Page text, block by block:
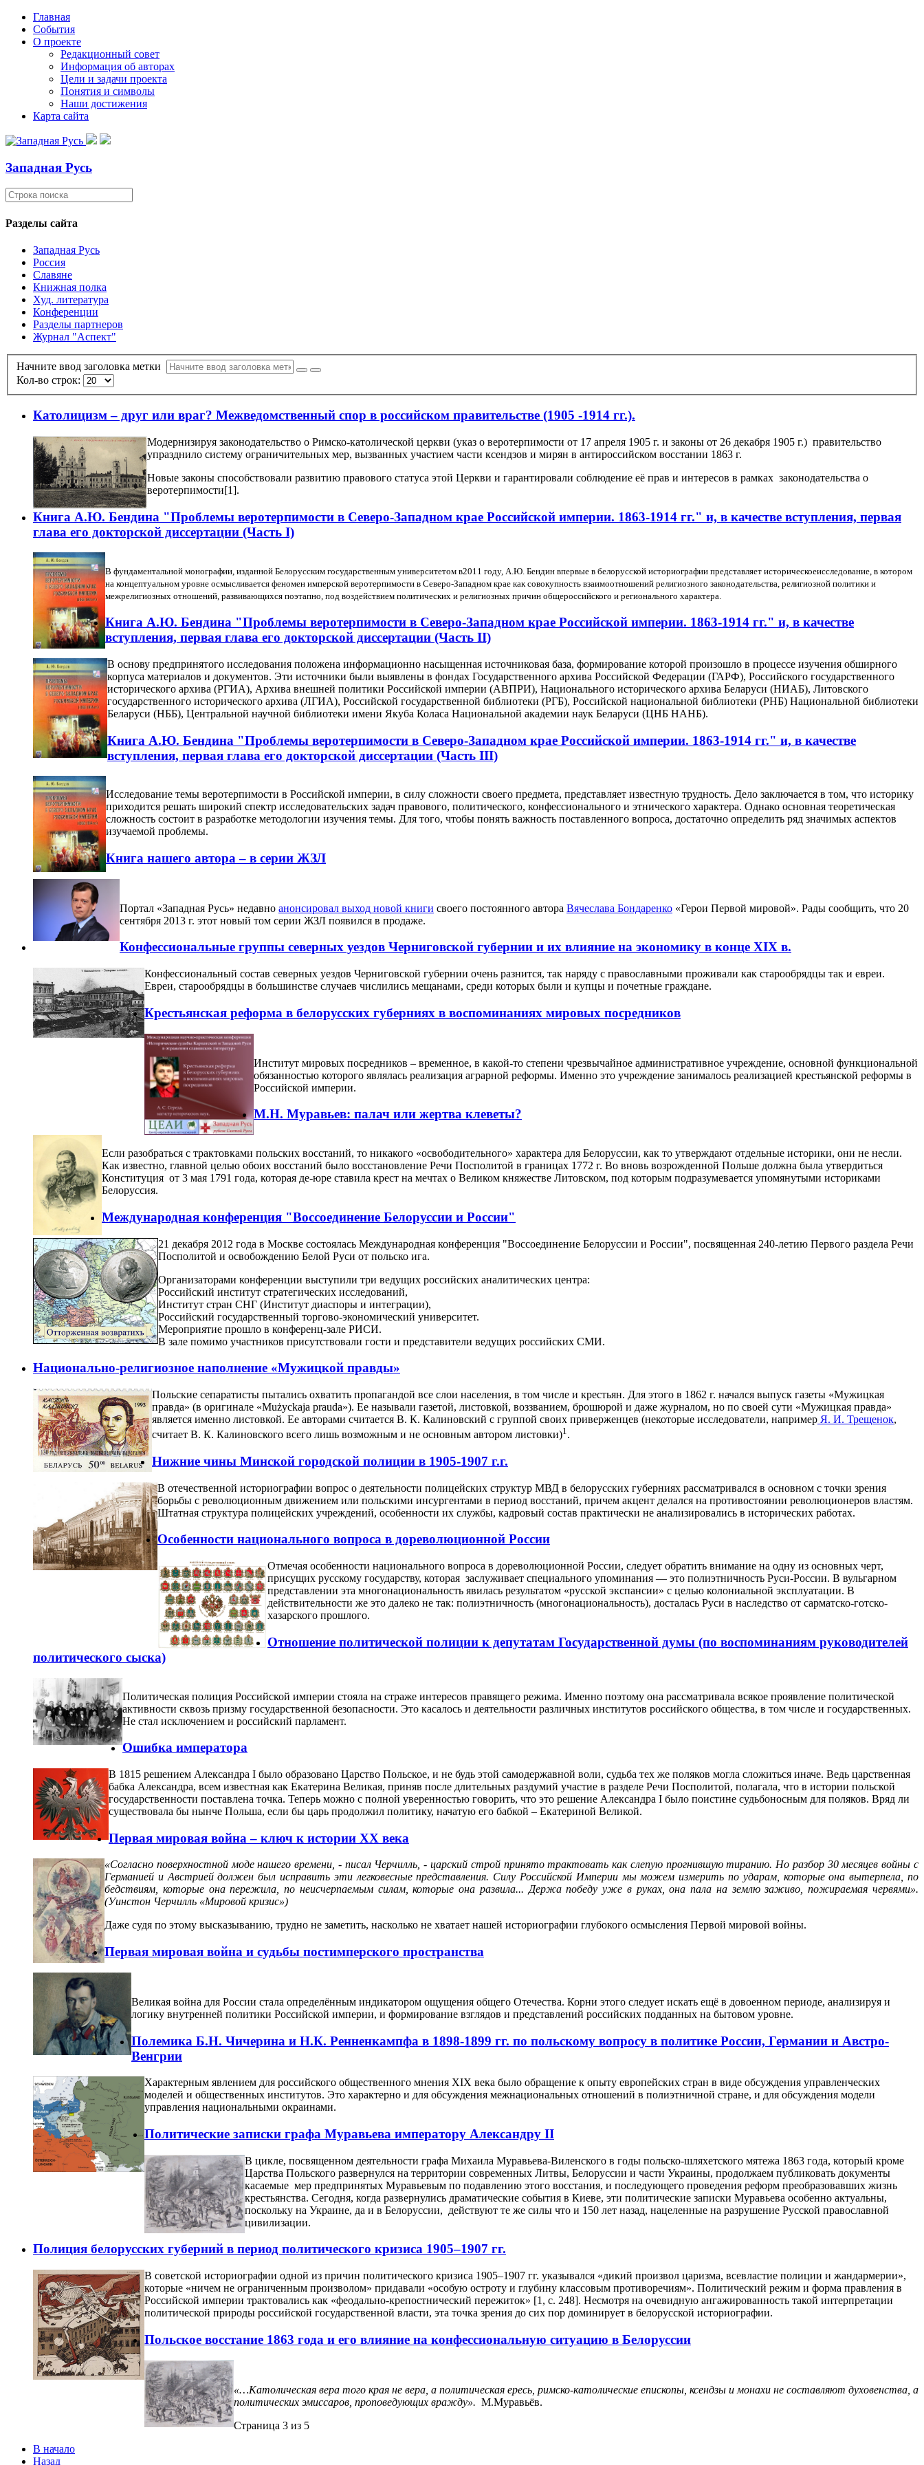
Главная
События
О проекте
Редакционный совет
Информация об авторах
Цели и задачи проекта
Понятия и символы
Наши достижения
Карта сайта
Западная Русь
Разделы сайта
Западная Русь
Россия
Славяне
Книжная полка
Худ. литература
Конференции
Разделы партнеров
Журнал "Аспект"
Начните ввод заголовка метки
Кол-во строк:
Католицизм – друг или враг? Межведомственный спор в российском правительстве (1905 -1914 гг.).
Модернизируя законодательство о Римско-католической церкви (указ о веротерпимости от 17 апреля 1905 г. и законы от 26 декабря 1905 г.) правительство
упразднило систему ограничительных мер, вызванных участием части ксендзов и мирян в антироссийском восстании 1863 г.
Новые законы способствовали развитию правового статуса этой Церкви и гарантировали соблюдение её прав и интересов в рамках законодательства о
веротерпимости[1].
Книга А.Ю. Бендина "Проблемы веротерпимости в Северо-Западном крае Российской империи. 1863-1914 гг." и, в качестве вступления, первая
глава его докторской диссертации (Чаcть I)
В фундаментальной монографии, изданной Белорусским государственным университетом в2011 году, А.Ю. Бендин впервые в белорусской историографии представляет историческоеисследование, в котором
на концептуальном уровне осмысливается феномен имперской веротерпимости в Северо-Западном крае как совокупность взаимоотношений религиозного законодательства, религиозной политики и
межрелигиозных отношений, развивающихся поэтапно, под воздействием политических и религиозных причин общероссийского и регионального характера.
Книга А.Ю. Бендина "Проблемы веротерпимости в Северо-Западном крае Российской империи. 1863-1914 гг." и, в качестве
вступления, первая глава его докторской диссертации (Чаcть II)
В основу предпринятого исследования положена информационно насыщенная источниковая база, формирование которой произошло в процессе изучения обширного
корпуса материалов и документов. Эти источники были выявлены в фондах Государственного архива Российской Федерации (ГАРФ), Российского государственного
исторического архива (РГИА), Архива внешней политики Российской империи (АВПРИ), Национального исторического архива Беларуси (НИАБ), Литовского
государственного исторического архива (ЛГИА), Российской государственной библиотеки (РГБ), Российской национальной библиотеки (РНБ) Национальной библиотеки
Беларуси (НББ), Центральной научной библиотеки имени Якуба Коласа Национальной академии наук Беларуси (ЦНБ НАНБ).
Книга А.Ю. Бендина "Проблемы веротерпимости в Северо-Западном крае Российской империи. 1863-1914 гг." и, в качестве
вступления, первая глава его докторской диссертации (Чаcть III)
Исследование темы веротерпимости в Российской империи, в силу сложности своего предмета, представляет известную трудность. Дело заключается в том, что историку
приходится решать широкий спектр исследовательских задач правового, политического, конфессионального и этнического характера. Однако основная теоретическая
сложность состоит в разработке методологии изучения темы. Для того, чтобы понять важность поставленного вопроса, достаточно определить ряд значимых аспектов
изучаемой проблемы.
Книга нашего автора – в серии ЖЗЛ
Портал «Западная Русь» недавно анонсировал выход новой книги своего постоянного автора Вячеслава Бондаренко «Герои Первой мировой». Рады сообщить, что 20
сентября 2013 г. этот новый том серии ЖЗЛ появился в продаже.
Конфессиональные группы северных уездов Черниговской губернии и их влияние на экономику в конце XIX в.
Конфессиональный состав северных уездов Черниговской губернии очень разнится, так наряду с православными проживали как старообрядцы так и евреи.
Евреи, старообрядцы в большинстве случаев числились мещанами, среди которых были и купцы и почетные граждане.
Крестьянская реформа в белорусских губерниях в воспоминаниях мировых посредников
Институт мировых посредников – временное, в какой-то степени чрезвычайное административное учреждение, основной функциональной
обязанностью которого являлась реализация аграрной реформы. Именно это учреждение занималось реализацией крестьянской реформы в
Российской империи.
М.Н. Муравьев: палач или жертва клеветы?
Если разобраться с трактовками польских восстаний, то никакого «освободительного» характера для Белоруссии, как то утверждают отдельные историки, они не несли.
Как известно, главной целью обоих восстаний было восстановление Речи Посполитой в границах 1772 г. Во вновь возрожденной Польше должна была утвердиться
Конституция от 3 мая 1791 года, которая де-юре ставила крест на мечтах о Великом княжестве Литовском, под которым подразумевается упомянутыми историками
Белоруссия.
Международная конференция "Воссоединение Белоруссии и России"
21 декабря 2012 года в Москве состоялась Международная конференция "Воссоединение Белоруссии и России", посвященная 240-летию Первого раздела Речи
Посполитой и освобождению Белой Руси от польско ига.
Организаторами конференции выступили три ведущих российских аналитических центра:
Российский институт стратегических исследований,
Институт стран СНГ (Институт диаспоры и интеграции),
Российский государственный торгово-экономический университет.
Мероприятие прошло в конференц-зале РИСИ.
В зале помимо участников присутствовали гости и представители ведущих российских СМИ.
Национально-религиозное наполнение «Мужицкой правды»
Польские сепаратисты пытались охватить пропагандой все слои населения, в том числе и крестьян. Для этого в 1862 г. начался выпуск газеты «Мужицкая
правда» (в оригинале «Mużyckaja prauda»). Ее называли газетой, листовкой, воззванием, брошюрой и даже журналом, но по своей сути «Мужицкая правда»
является именно листовкой. Ее авторами считается В. К. Калиновский с группой своих приверженцев (некоторые исследователи, например Я. И. Трещенок,
считает В. К. Калиновского всего лишь возможным и не основным автором листовки)1 .
Нижние чины Минской городской полиции в 1905-1907 г.г.
В отечественной историографии вопрос о деятельности полицейских структур МВД в белорусских губерниях рассматривался в основном с точки зрения
борьбы с революционным движением или польскими инсургентами в период восстаний, причем акцент делался на противостоянии революционеров властям.
Штатная структура полицейских учреждений, особенности их службы, кадровый состав практически не анализировались в исторических работах.
Особенности национального вопроса в дореволюционной России
Отмечая особенности национального вопроса в дореволюционной России, следует обратить внимание на одну из основных черт,
присущих русскому государству, которая заслуживает специального упоминания — это полиэтничность Руси-России. В вульгарном
представлении эта многонациональность явилась результатом «русской экспансии» с целью колониальной эксплуатации. В
действительности же это далеко не так: полиэтничность (многонациональность), досталась Руси в наследство от сарматско-готско-
хазарского прошлого.
Отношение политической полиции к депутатам Государственной думы (по воспоминаниям руководителей
политического сыска)
Политическая полиция Российской империи стояла на страже интересов правящего режима. Именно поэтому она рассматривала всякое проявление политической
активности сквозь призму государственной безопасности. Это касалось и деятельности различных институтов российского общества, в том числе и государственных.
Не стал исключением и российский парламент.
Ошибка императора
В 1815 решением Александра I было образовано Царство Польское, и не будь этой самодержавной воли, судьба тех же поляков могла сложиться иначе. Ведь царственная
бабка Александра, всем известная как Екатерина Великая, приняв после длительных раздумий участие в разделе Речи Посполитой, полагала, что в истории польской
государственности поставлена точка. Теперь можно с полной уверенностью говорить, что это решение Александра I было поистине судьбоносным для поляков. Вряд ли
существовала бы нынче Польша, если бы царь продолжил политику, начатую его бабкой – Екатериной Великой.
Первая мировая война – ключ к истории ХХ века
«Согласно поверхностной моде нашего времени, - писал Черчилль, - царский строй принято трактовать как слепую прогнившую тиранию. Но разбор 30 месяцев войны с
Германией и Австрией должен был исправить эти легковесные представления. Силу Российской Империи мы можем измерить по ударам, которые она вытерпела, по
бедствиям, которые она пережила, по неисчерпаемым силам, которые она развила... Держа победу уже в руках, она пала на землю заживо, пожираемая червями».
(Уинстон Черчилль «Мировой кризис»)
Даже судя по этому высказыванию, трудно не заметить, насколько не хватает нашей историографии глубокого осмысления Первой мировой войны.
Первая мировая война и судьбы постимперского пространства
Великая война для России стала определённым индикатором ощущения общего Отечества. Корни этого следует искать ещё в довоенном периоде, анализируя и
логику внутренней политики Российской империи, и формирование взглядов и представлений российских подданных на бытовом уровне.
Полемика Б.Н. Чичерина и Н.К. Ренненкампфа в 1898-1899 гг. по польскому вопросу в политике России, Германии и Австро-
Венгрии
Характерным явлением для российского общественного мнения XIX века было обращение к опыту европейских стран в виде обсуждения управленческих
моделей и общественных институтов. Это характерно и для обсуждения межнациональных отношений в полиэтничной стране, и для обсуждения модели
управления национальными окраинами.
Политические записки графа Муравьева императору Александру II
В цикле, посвященном деятельности графа Михаила Муравьева-Виленского в годы польско-шляхетского мятежа 1863 года, который кроме
Царства Польского развернулся на территории современных Литвы, Белоруссии и части Украины, продолжаем публиковать документы
касаемые мер предпринятых Муравьевым по подавлению этого восстания, и последующего проведения реформ преобразовавших жизнь
крестьянства. Сегодня, когда развернулись драматические события в Киеве, эти политические записки Муравьева особенно актуальны,
поскольку на Украине, да и в Белоруссии, действуют те же силы что и 150 лет назад, нацеленные на разрушение Русской православной
цивилизации.
Полиция белорусских губерний в период политического кризиса 1905–1907 гг.
В советской историографии одной из причин политического кризиса 1905–1907 гг. указывался «дикий произвол царизма, всевластие полиции и жандармерии»,
которые «ничем не ограниченным произволом» придавали «особую остроту и глубину классовым противоречиям». Политический режим и форма правления в
Российской империи трактовались как «феодально-крепостнический пережиток» [1, с. 248]. Несмотря на очевидную ангажированность такой интерпретации
политической природы российской государственной власти, эта точка зрения до сих пор доминирует в белорусской историографии.
Польское восстание 1863 года и его влияние на конфессиональную ситуацию в Белоруссии
«…Католическая вера того края не вера, а политическая ересь, римско-католические епископы, ксендзы и монахи не составляют духовенства, а
политических эмиссаров, проповедующих вражду». М.Муравьёв.
Страница 3 из 5
В начало
Назад